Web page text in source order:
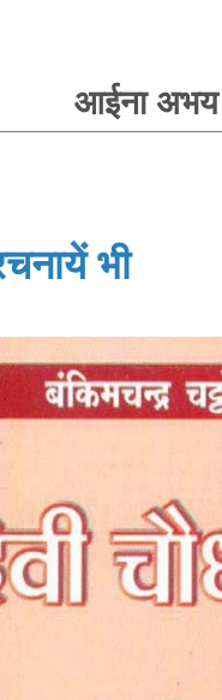
आईना अभय
भी